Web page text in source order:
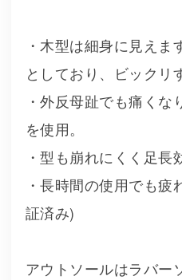
・木型は細身に見えま
としており、ビックリ
・外反母趾でも痛く
を使用。
・型も崩れにくく足長
・長時間の使用でも
証済み)
アウトソールはラバー